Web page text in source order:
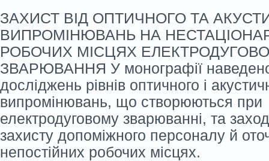
ЗАХИСТ ВІД ОПТИЧНОГО ТА
ВИПРОМІНЮВАНЬ НА
РОБОЧИХ МІСЦЯХ
ЗВАРЮВАННЯ У монографії наведено
досліджень рівнів оптичного і
випромінювань, що створюються при
електродуговому зварюванні, та
захисту допоміжного персоналу й
непостійних робочих місцях.